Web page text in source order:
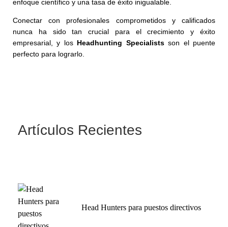
enfoque científico y una tasa de éxito inigualable.
Conectar con profesionales comprometidos y calificados
nunca ha sido tan crucial para el crecimiento y éxito
empresarial, y los Headhunting Specialistsson el puente
perfecto para lograrlo.
Artículos Recientes
Head Hunters para puestos directivos